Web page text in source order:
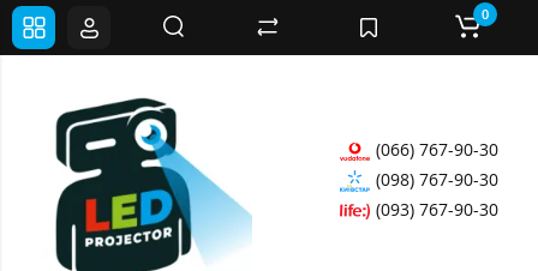
(066) 767-90-30
(098) 767-90-30
(093) 767-90-30
0